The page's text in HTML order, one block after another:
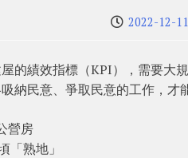
2022-12-11
的績效指標（KPI），需要大
納民意、爭取民意的工作，才
營房
「熟地」